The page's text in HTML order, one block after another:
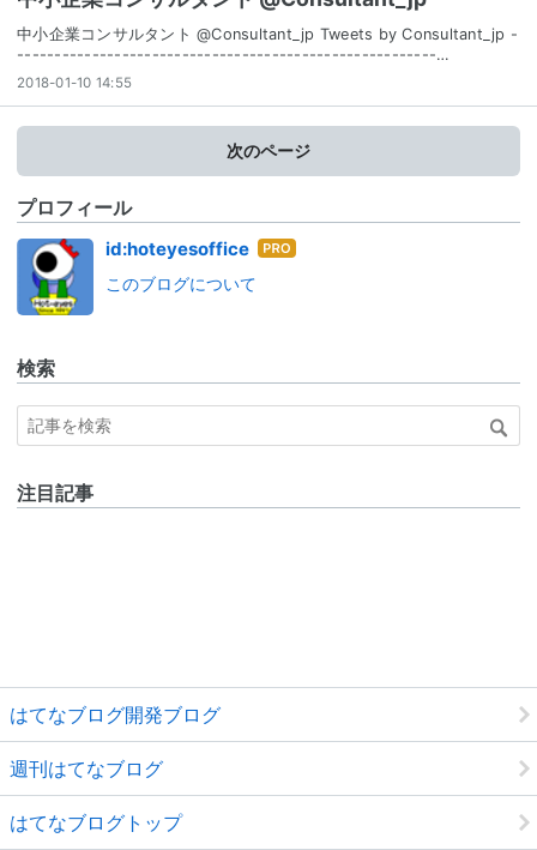
中小企業コンサルタント @Consultant_jp Tweets by Consultant_jp -
--------------------------------------------------------…
2018-01-10 14:55
次のページ
プロフィール
id:hoteyesoffice はて
このブログについて
検索
注目記事
はてなブログ開発ブログ
週刊はてなブログ
はてなブログトップ